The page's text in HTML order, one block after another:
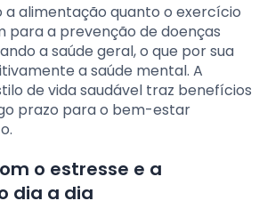
a alimentação quanto o exercício
para a prevenção de doenças
a saúde geral, o que por sua
a saúde mental. A
de vida saudável traz benefícios
prazo para o bem-estar
o estresse e a
dia a dia